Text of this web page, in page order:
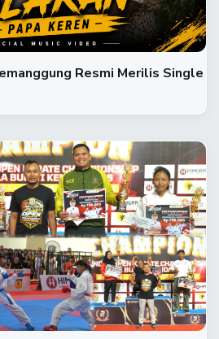
Resmi Merilis Single